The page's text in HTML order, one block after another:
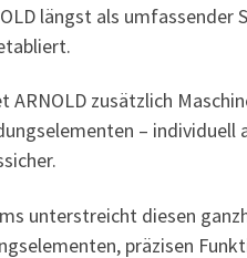
längst als
ARNOLD zusätzlich
–
unterstreicht diesen
präzisen